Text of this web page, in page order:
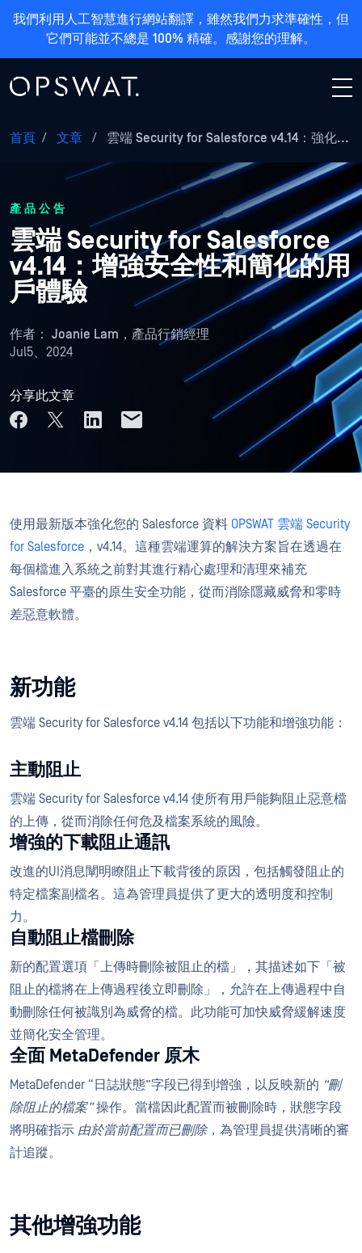
我們利用人工智慧進行網站翻譯，雖然我們力求準確性，但
它們可能並不總是 100% 精確。感謝您的理解。
首頁 / 文章 / 雲端 Security for Salesforce v4.14：強化...
產品公告
雲端 Security for Salesforce
v4.14：增強安全性和簡化的用
戶體驗
作者： Joanie Lam，產品行銷經理
Jul5、2024
分享此文章
使用最新版本強化您的 Salesforce 資料 OPSWAT 雲端 Security
for Salesforce ，v4.14。這種雲端運算的解決方案旨在透過在
每個檔進入系統之前對其進行精心處理和清理來補充
Salesforce 平臺的原生安全功能，從而消除隱藏威脅和零時
差惡意軟體。
新功能
雲端 Security for Salesforce v4.14 包括以下功能和增強功能：
主動阻止
雲端 Security for Salesforce v4.14 使所有用戶能夠阻止惡意檔
的上傳，從而消除任何危及檔案系統的風險。
增強的下載阻止通訊
改進的UI消息闡明瞭阻止下載背後的原因，包括觸發阻止的
特定檔案副檔名。這為管理員提供了更大的透明度和控制
力。
自動阻止檔刪除
新的配置選項「上傳時刪除被阻止的檔」，其描述如下「被
阻止的檔將在上傳過程後立即刪除」，允許在上傳過程中自
動刪除任何被識別為威脅的檔。此功能可加快威脅緩解速度
並簡化安全管理。
全面 MetaDefender 原木
MetaDefender “日誌狀態”字段已得到增強，以反映新的 “刪
除阻止的檔案”操作。當檔因此配置而被刪除時，狀態字段
將明確指示 由於當前配置而已刪除，為管理員提供清晰的審
計追蹤。
其他增強功能